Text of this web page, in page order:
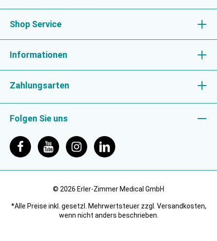
Shop Service
Informationen
Zahlungsarten
Folgen Sie uns
© 2026 Erler-Zimmer Medical GmbH
*Alle Preise inkl. gesetzl. Mehrwertsteuer zzgl. Versandkosten,
wenn nicht anders beschrieben.